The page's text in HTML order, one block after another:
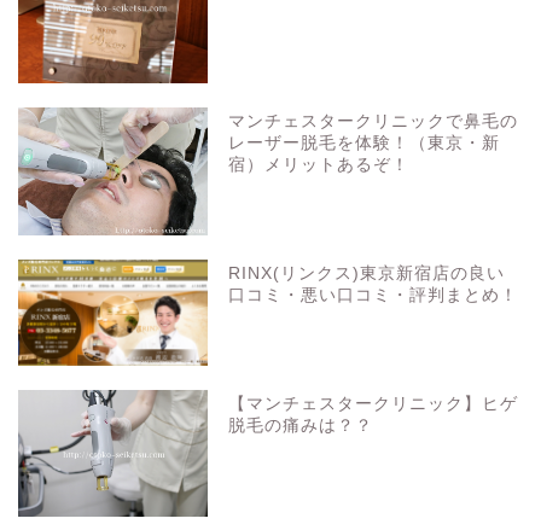
マンチェスタークリニックで鼻毛の
レーザー脱毛を体験！（東京・新
宿）メリットあるぞ！
RINX(リンクス)東京新宿店の良い
口コミ・悪い口コミ・評判まとめ！
【マンチェスタークリニック】ヒゲ
脱毛の痛みは？？